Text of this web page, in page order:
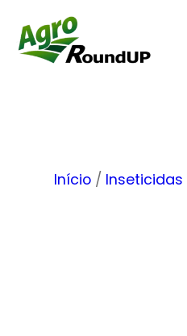
para
Início / Inseticidas